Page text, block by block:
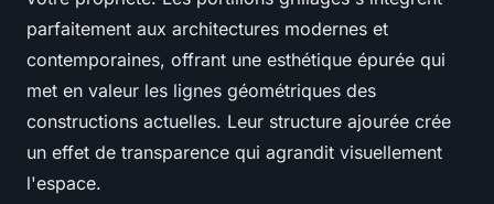
parfaitement aux architectures modernes et
contemporaines, offrant une esthétique épurée qui
met en valeur les lignes géométriques des
constructions actuelles. Leur structure ajourée crée
un effet de transparence qui agrandit visuellement
l'espace.